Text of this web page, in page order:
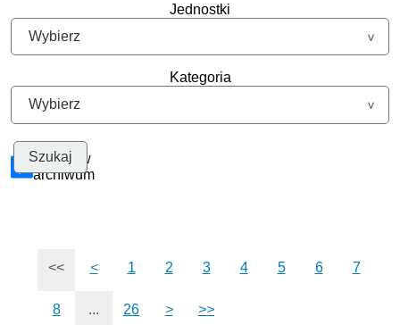
Jednostki
Kategoria
Szukaj w
archiwum
<< < 1 2 3 4 5 6 7
8 ... 26 > >>